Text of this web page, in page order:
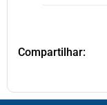
Compartilhar: